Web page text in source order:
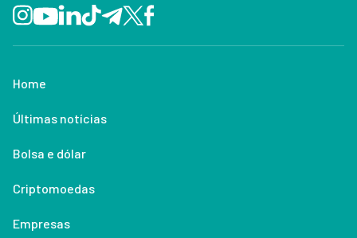
Home
Últimas notícias
Bolsa e dólar
Criptomoedas
Empresas